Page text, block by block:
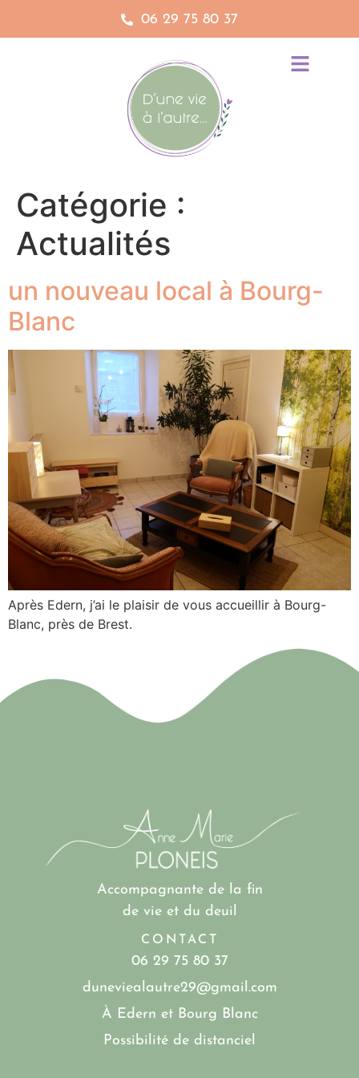
06 29 75 80 37
Catégorie :
Actualités
un nouveau local à Bourg-
Blanc
Après Edern, j’ai le plaisir de vous accueillir à Bourg-
Blanc, près de Brest.
Accompagnante de la fin
de vie et du deuil
CONTACT
06 29 75 80 37
duneviealautre29@gmail.com
À Edern et Bourg Blanc
Possibilité de distanciel